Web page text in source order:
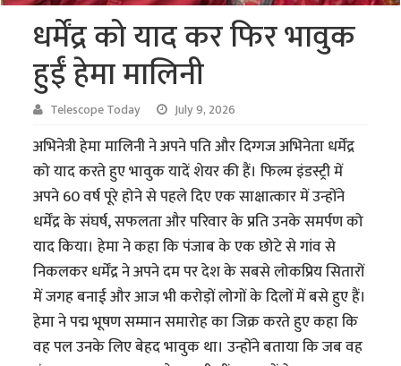
धर्मेंद्र को याद कर फिर भावुक
हुईं हेमा मालिनी
Telescope Today July 9, 2026
अभिनेत्री हेमा मालिनी ने अपने पति और दिग्गज अभिनेता धर्मेंद्र
को याद करते हुए भावुक यादें शेयर की हैं। फिल्म इंडस्ट्री में
अपने 60 वर्ष पूरे होने से पहले दिए एक साक्षात्कार में उन्होंने
धर्मेंद्र के संघर्ष, सफलता और परिवार के प्रति उनके समर्पण को
याद किया। हेमा ने कहा कि पंजाब के एक छोटे से गांव से
निकलकर धर्मेंद्र ने अपने दम पर देश के सबसे लोकप्रिय सितारों
में जगह बनाई और आज भी करोड़ों लोगों के दिलों में बसे हुए हैं।
हेमा ने पद्म भूषण सम्मान समारोह का जिक्र करते हुए कहा कि
वह पल उनके लिए बेहद भावुक था। उन्होंने बताया कि जब वह